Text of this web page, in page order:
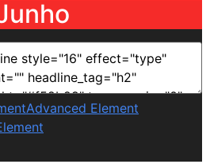
Advanced Element